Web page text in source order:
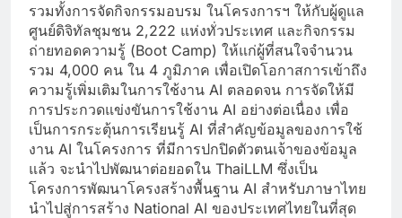
รวมทั้งการจัดกิจกรรมอบรม ในโครงการฯ ให้กับผู้ดูแล
ศูนย์ดิจิทัลชุมชน 2,222 แห่งทั่วประเทศ และกิจกรรม
ถ่ายทอดความรู้ (Boot Camp) ให้แก่ผู้ที่สนใจจำนวน
รวม 4,000 คน ใน 4 ภูมิภาค เพื่อเปิดโอกาสการเข้าถึง
ความรู้เพิ่มเติมในการใช้งาน AI ตลอดจน การจัดให้มี
การประกวดแข่งขันการใช้งาน AI อย่างต่อเนื่อง เพื่อ
เป็นการกระตุ้นการเรียนรู้ AI ที่สำคัญข้อมูลของการใช้
งาน AI ในโครงการ ที่มีการปกปิดตัวตนเจ้าของข้อมูล
แล้ว จะนำไปพัฒนาต่อยอดใน ThaiLLM ซึ่งเป็น
โครงการพัฒนาโครงสร้างพื้นฐาน AI สำหรับภาษาไทย
นำไปสู่การสร้าง National AI ของประเทศไทยในที่สุด